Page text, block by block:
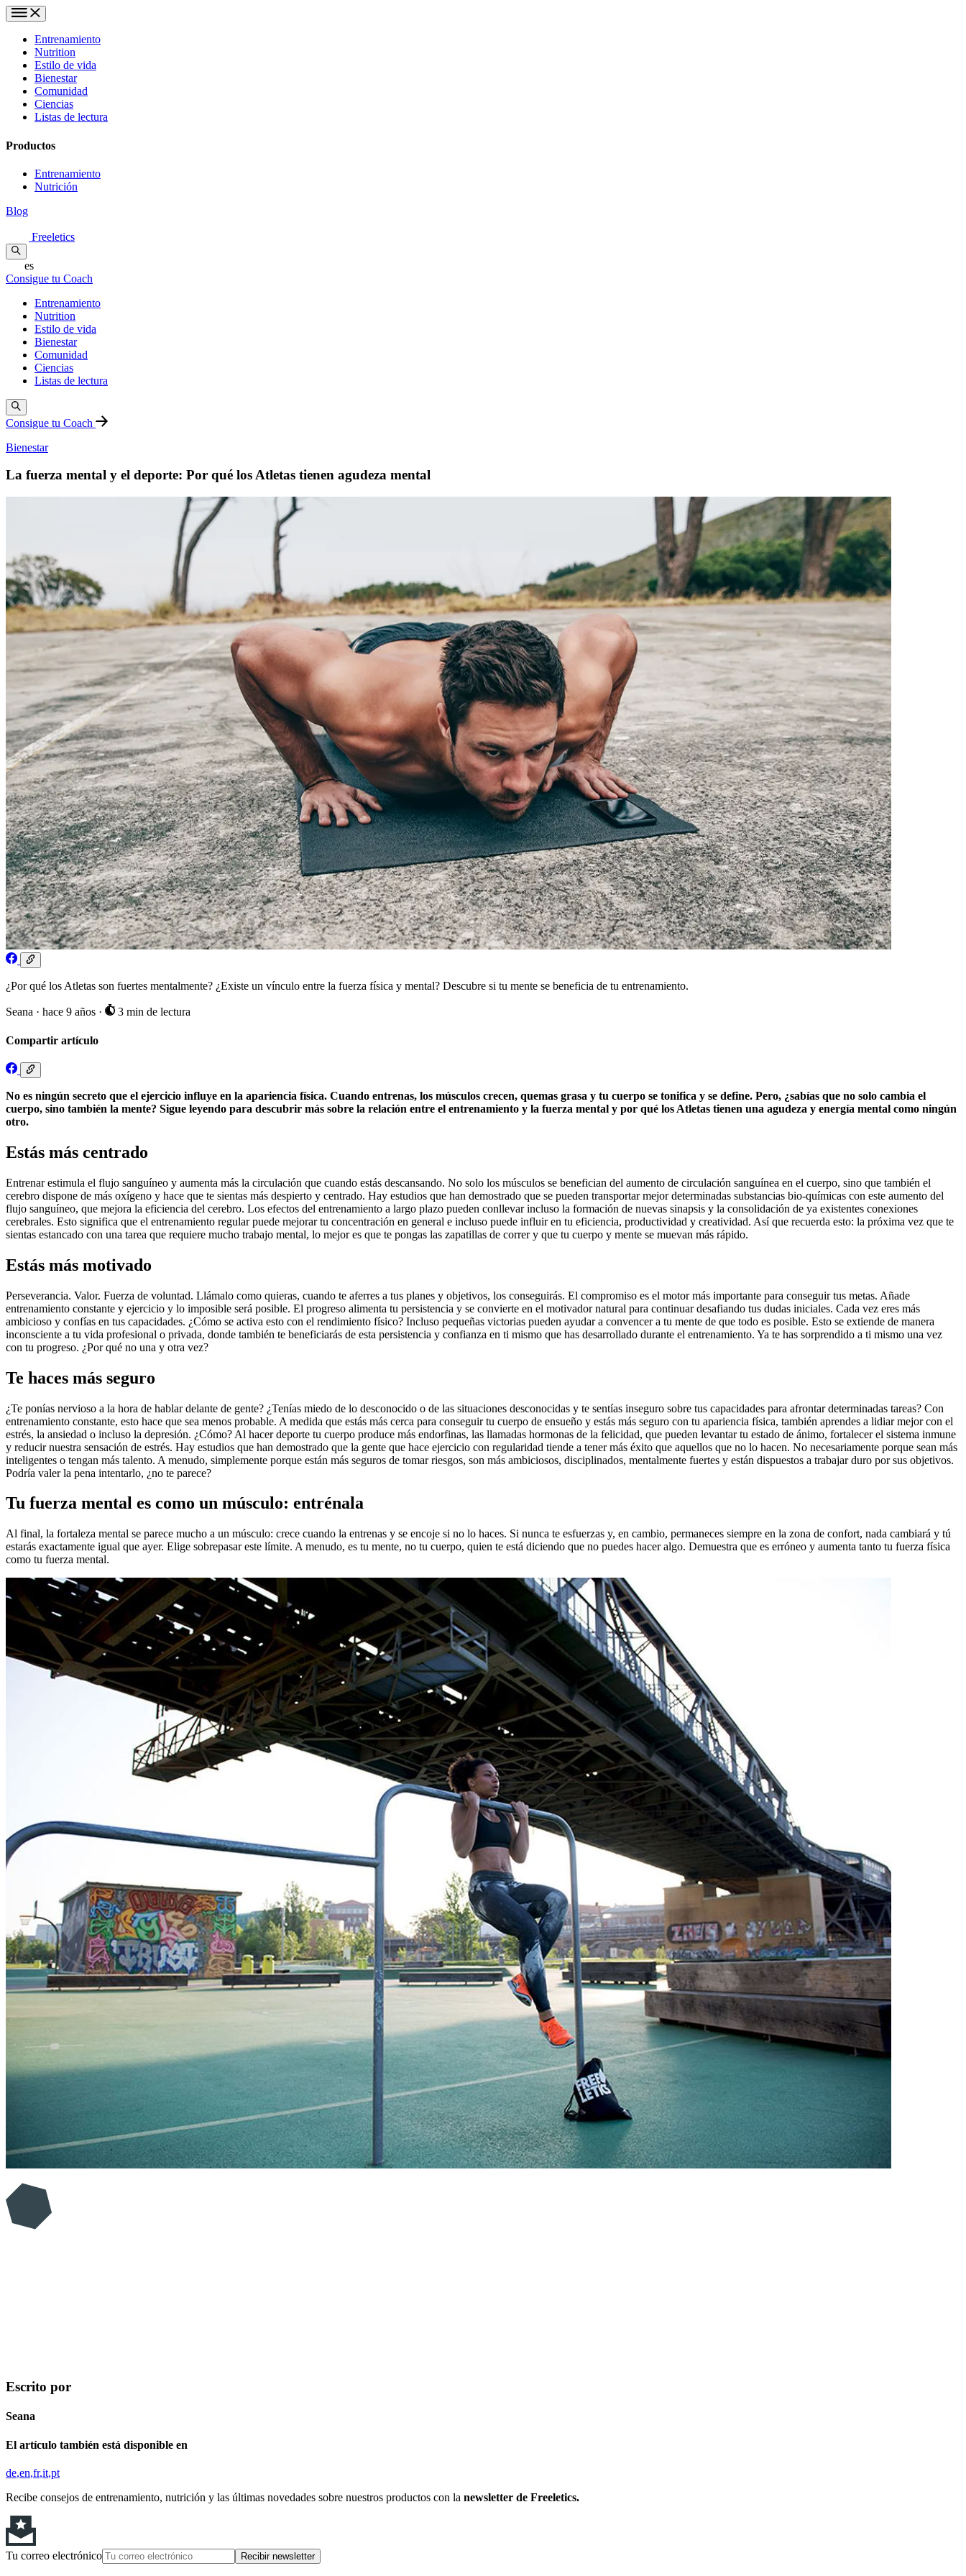
Entrenamiento
Nutrition
Estilo de vida
Bienestar
Comunidad
Ciencias
Listas de lectura
Productos
Entrenamiento
Nutrición
Blog
Freeletics
es
Consigue tu Coach
Entrenamiento
Nutrition
Estilo de vida
Bienestar
Comunidad
Ciencias
Listas de lectura
Consigue tu Coach
Bienestar
La fuerza mental y el deporte: Por qué los Atletas tienen agudeza mental
¿Por qué los Atletas son fuertes mentalmente? ¿Existe un vínculo entre la fuerza física y mental? Descubre si tu mente se beneficia de tu entrenamiento.
Seana · hace 9 años · 3 min de lectura
Compartir artículo
No es ningún secreto que el ejercicio influye en la apariencia física. Cuando entrenas, los músculos crecen, quemas grasa y tu cuerpo se tonifica y se define. Pero, ¿sabías que no solo cambia el
cuerpo, sino también la mente? Sigue leyendo para descubrir más sobre la relación entre el entrenamiento y la fuerza mental y por qué los Atletas tienen una agudeza y energía mental como ningún
otro.
Estás más centrado
Entrenar estimula el flujo sanguíneo y aumenta más la circulación que cuando estás descansando. No solo los músculos se benefician del aumento de circulación sanguínea en el cuerpo, sino que también el
cerebro dispone de más oxígeno y hace que te sientas más despierto y centrado. Hay estudios que han demostrado que se pueden transportar mejor determinadas substancias bio-químicas con este aumento del
flujo sanguíneo, que mejora la eficiencia del cerebro. Los efectos del entrenamiento a largo plazo pueden conllevar incluso la formación de nuevas sinapsis y la consolidación de ya existentes conexiones
cerebrales. Esto significa que el entrenamiento regular puede mejorar tu concentración en general e incluso puede influir en tu eficiencia, productividad y creatividad. Así que recuerda esto: la próxima vez que te
sientas estancado con una tarea que requiere mucho trabajo mental, lo mejor es que te pongas las zapatillas de correr y que tu cuerpo y mente se muevan más rápido.
Estás más motivado
Perseverancia. Valor. Fuerza de voluntad. Llámalo como quieras, cuando te aferres a tus planes y objetivos, los conseguirás. El compromiso es el motor más importante para conseguir tus metas. Añade
entrenamiento constante y ejercicio y lo imposible será posible. El progreso alimenta tu persistencia y se convierte en el motivador natural para continuar desafiando tus dudas iniciales. Cada vez eres más
ambicioso y confías en tus capacidades. ¿Cómo se activa esto con el rendimiento físico? Incluso pequeñas victorias pueden ayudar a convencer a tu mente de que todo es posible. Esto se extiende de manera
inconsciente a tu vida profesional o privada, donde también te beneficiarás de esta persistencia y confianza en ti mismo que has desarrollado durante el entrenamiento. Ya te has sorprendido a ti mismo una vez
con tu progreso. ¿Por qué no una y otra vez?
Te haces más seguro
¿Te ponías nervioso a la hora de hablar delante de gente? ¿Tenías miedo de lo desconocido o de las situaciones desconocidas y te sentías inseguro sobre tus capacidades para afrontar determinadas tareas? Con
entrenamiento constante, esto hace que sea menos probable. A medida que estás más cerca para conseguir tu cuerpo de ensueño y estás más seguro con tu apariencia física, también aprendes a lidiar mejor con el
estrés, la ansiedad o incluso la depresión. ¿Cómo? Al hacer deporte tu cuerpo produce más endorfinas, las llamadas hormonas de la felicidad, que pueden levantar tu estado de ánimo, fortalecer el sistema inmune
y reducir nuestra sensación de estrés. Hay estudios que han demostrado que la gente que hace ejercicio con regularidad tiende a tener más éxito que aquellos que no lo hacen. No necesariamente porque sean más
inteligentes o tengan más talento. A menudo, simplemente porque están más seguros de tomar riesgos, son más ambiciosos, disciplinados, mentalmente fuertes y están dispuestos a trabajar duro por sus objetivos.
Podría valer la pena intentarlo, ¿no te parece?
Tu fuerza mental es como un músculo: entrénala
Al final, la fortaleza mental se parece mucho a un músculo: crece cuando la entrenas y se encoje si no lo haces. Si nunca te esfuerzas y, en cambio, permaneces siempre en la zona de confort, nada cambiará y tú
estarás exactamente igual que ayer. Elige sobrepasar este límite. A menudo, es tu mente, no tu cuerpo, quien te está diciendo que no puedes hacer algo. Demuestra que es erróneo y aumenta tanto tu fuerza física
como tu fuerza mental.
Escrito por
Seana
El artículo también está disponible en
de en fr it pt
Recibe consejos de entrenamiento, nutrición y las últimas novedades sobre nuestros productos con la newsletter de Freeletics.
Tu correo electrónico Recibir newsletter